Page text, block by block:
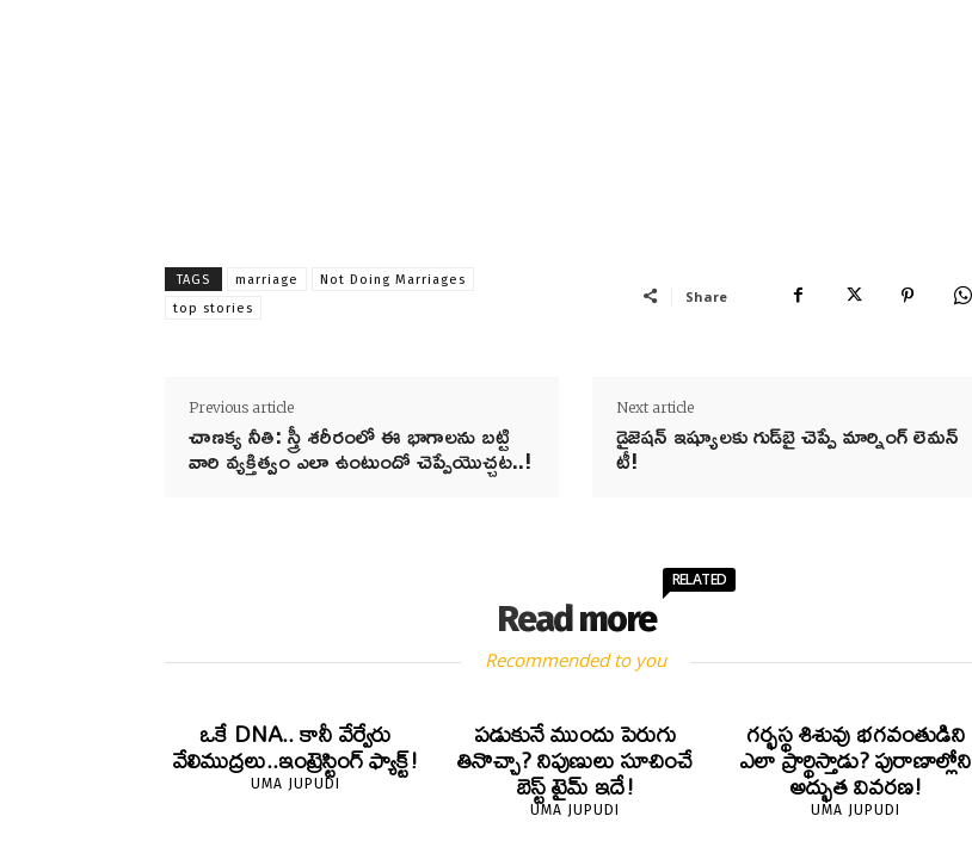
TAGS marriage
Not Doing Marriages
top stories
Share
Previous article
చాణక్య నీతి: స్త్రీ శరీరంలో ఈ భాగాలను బట్టి
వారి వ్యక్తిత్వం ఎలా ఉంటుందో చెప్పేయొచ్చట..!
Next article
డైజెషన్ ఇష్యూలకు గుడ్‌బై చెప్పే మార్నింగ్ లెమన్
టీ!
Read more
RELATED
Recommended to you
ఒకే DNA.. కానీ వేర్వేరు
వేలిముద్రలు..ఇంట్రెస్టింగ్ ఫ్యాక్ట్!
UMA JUPUDI
పడుకునే ముందు పెరుగు
తినొచ్చా? నిపుణులు సూచించే
బెస్ట్ టైమ్ ఇదే!
UMA JUPUDI
గర్భస్థ శిశువు భగవంతుడిని
ఎలా ప్రార్థిస్తాడు? పురాణాల్లోని
అద్భుత వివరణ!
UMA JUPUDI